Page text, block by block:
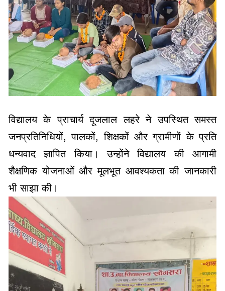
विद्यालय के प्राचार्य दूजलाल लहरे ने उपस्थित समस्त
धन्यवाद ज्ञापित किया। उन्होंने विद्यालय की आगामी
शैक्षणिक योजनाओं और मूलभूत आवश्यकता की जानकारी
भी साझा की।